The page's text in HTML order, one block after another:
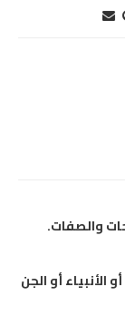
والصفات.
الأنبياء أو الجن